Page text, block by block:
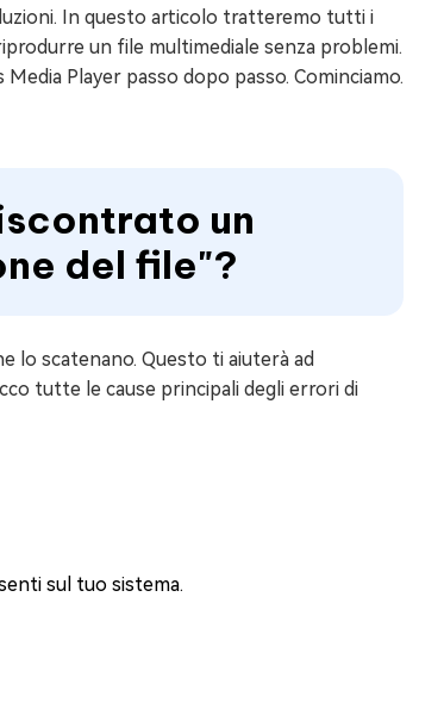
In questo articolo tratteremo tutti i
un file multimediale senza problemi.
Player passo dopo passo. Cominciamo.
un
del file"?
lo scatenano. Questo ti aiuterà ad
tutte le cause principali degli errori di
sul tuo sistema.